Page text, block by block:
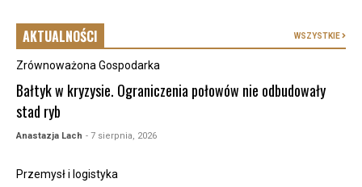
AKTUALNOŚCI WSZYSTKIE
Zrównoważona Gospodarka
Bałtyk w kryzysie. Ograniczenia połowów nie odbudowały
stad ryb
Anastazja Lach - 7 sierpnia, 2026
Przemysł i logistyka